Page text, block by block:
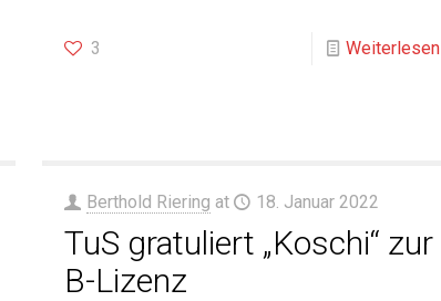
3 Weiterlesen
Berthold Riering at 18. Januar 2022
TuS gratuliert „Koschi“ zur
B-Lizenz